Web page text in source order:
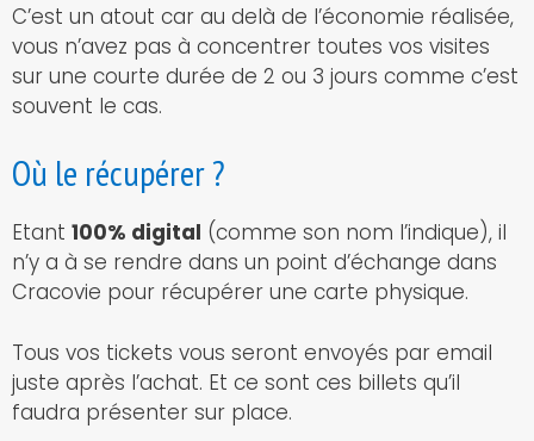
C’est un atout car au delà de l’économie réalisée,
vous n’avez pas à concentrer toutes vos visites
sur une courte durée de 2 ou 3 jours comme c’est
souvent le cas.
Où le récupérer ?
Etant 100% digital (comme son nom l’indique), il
n’y a à se rendre dans un point d’échange dans
Cracovie pour récupérer une carte physique.
Tous vos tickets vous seront envoyés par email
juste après l’achat. Et ce sont ces billets qu’il
faudra présenter sur place.